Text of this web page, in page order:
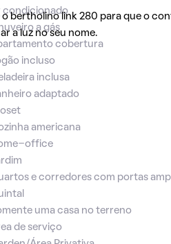
bertholino link 280 para que o
a luz no seu nome.
condicionado
a gás
cobertura
incluso
inclusa
adaptado
americana
office
e corredores com portas
uma casa no terreno
de serviço